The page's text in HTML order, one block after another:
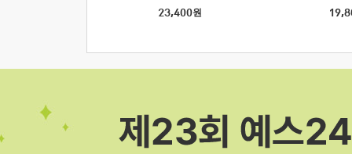
23,400원